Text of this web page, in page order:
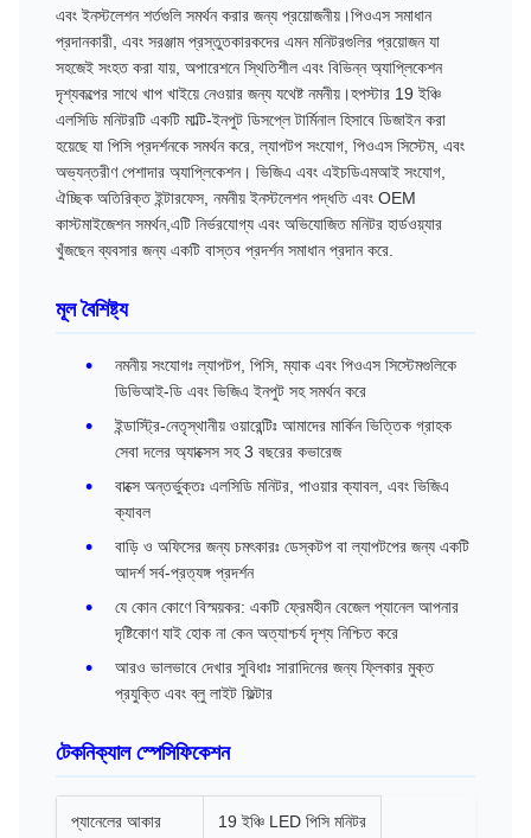
এবং ইনস্টলেশন শর্তগুলি সমর্থন করার জন্য প্রয়োজনীয়।পিওএস সমাধান
প্রদানকারী, এবং সরঞ্জাম প্রস্তুতকারকদের এমন মনিটরগুলির প্রয়োজন যা
সহজেই সংহত করা যায়, অপারেশনে স্থিতিশীল এবং বিভিন্ন অ্যাপ্লিকেশন
দৃশ্যকল্পের সাথে খাপ খাইয়ে নেওয়ার জন্য যথেষ্ট নমনীয়।হপস্টার 19 ইঞ্চি
এলসিডি মনিটরটি একটি মাল্টি-ইনপুট ডিসপ্লে টার্মিনাল হিসাবে ডিজাইন করা
হয়েছে যা পিসি প্রদর্শনকে সমর্থন করে, ল্যাপটপ সংযোগ, পিওএস সিস্টেম, এবং
অভ্যন্তরীণ পেশাদার অ্যাপ্লিকেশন। ভিজিএ এবং এইচডিএমআই সংযোগ,
ঐচ্ছিক অতিরিক্ত ইন্টারফেস, নমনীয় ইনস্টলেশন পদ্ধতি এবং OEM
কাস্টমাইজেশন সমর্থন,এটি নির্ভরযোগ্য এবং অভিযোজিত মনিটর হার্ডওয়্যার
খুঁজছেন ব্যবসার জন্য একটি বাস্তব প্রদর্শন সমাধান প্রদান করে.
মূল বৈশিষ্ট্য
নমনীয় সংযোগঃ ল্যাপটপ, পিসি, ম্যাক এবং পিওএস সিস্টেমগুলিকে
ডিভিআই-ডি এবং ভিজিএ ইনপুট সহ সমর্থন করে
ইন্ডাস্ট্রি-নেতৃস্থানীয় ওয়ারেন্টিঃ আমাদের মার্কিন ভিত্তিক গ্রাহক
সেবা দলের অ্যাক্সেস সহ 3 বছরের কভারেজ
বাক্সে অন্তর্ভুক্তঃ এলসিডি মনিটর, পাওয়ার ক্যাবল, এবং ভিজিএ
ক্যাবল
বাড়ি ও অফিসের জন্য চমৎকারঃ ডেস্কটপ বা ল্যাপটপের জন্য একটি
আদর্শ সর্ব-প্রত্যঙ্গ প্রদর্শন
যে কোন কোণে বিস্ময়কর: একটি ফ্রেমহীন বেজেল প্যানেল আপনার
দৃষ্টিকোণ যাই হোক না কেন অত্যাশ্চর্য দৃশ্য নিশ্চিত করে
আরও ভালভাবে দেখার সুবিধাঃ সারাদিনের জন্য ফ্লিকার মুক্ত
প্রযুক্তি এবং ব্লু লাইট ফিল্টার
টেকনিক্যাল স্পেসিফিকেশন
প্যানেলের আকার 19 ইঞ্চি LED পিসি মনিটর